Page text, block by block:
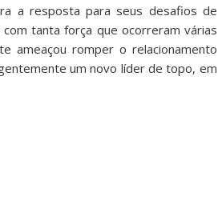
a resposta para seus desafios de
tanta força que ocorreram várias
ameaçou romper o relacionamento
um novo líder de topo, em